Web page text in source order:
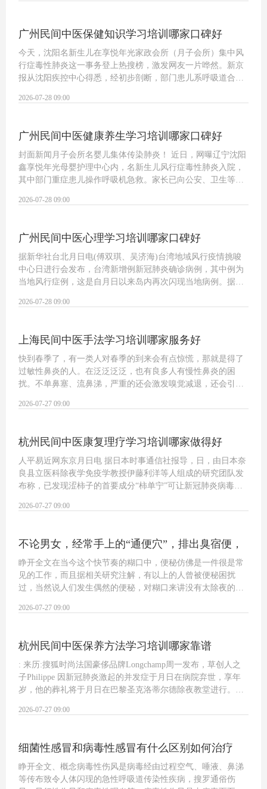
广州民间中医保健知识学习培训哪家口碑好
今天，沈阳名新生儿在享悦年光家政会所（月子会所）集中风
行症毒性肺炎这一事务登上热搜榜，激发网友一片哗然。新京
报从沈阳疾控中心得悉，经初步剖断，部门患儿系呼吸道合胞
不规范治理气象。《儿童呼吸道合胞病毒…
2026-07-28 09:00
广州民间中医健康养生学习培训哪家口碑好
封面新闻月子会所名婴儿集体传染肺炎！ 近日，网曝辽宁沈阳
鑫享悦年光母婴护理中心内，名新生儿风行症毒性肺炎入院，
其中部门重症患儿操作呼吸机急救。家长已向公安、卫生等部
记，确认鑫享悦年光母婴护理中心闪现…
2026-07-28 09:00
广州民间中医心理学习培训哪家口碑好
据新华社台北月日电(傅双琪、吴济海)台湾地域风行疫情挑唆
中心日进行会发布，台湾新增例新冠肺炎确诊病例，其中例为
当地风行症例，这是自月日以来岛内再次闪现当地病例。据挑
兰籍机师的友人，月日到日之间两人交往…
2026-07-28 09:00
上海民间中医手法学习培训哪家服务好
快到春季了，有一类人对春季的到来会有点惊慌，那就是得了
过敏性鼻炎的人。在泛泛泛泛，也有良多人有慢性鼻炎的困
扰。不单鼻塞、流鼻涕，严重的还会激发嗅觉减退，还会引初
连结。可是，鼻炎的药那么多，哪一种下场…
2026-07-27 09:00
杭州民间中医康复理疗学习培训哪家做得好
人平易近网东京月日电 据日本时事通信社报导，日，由日本奈
良县立医科除夜学免疫学教授伊藤利洋等人组成的研究团队发
布称，已发现涩柿子的首要成分“柿单宁”可让新冠肺炎病毒实
可以实现产物化。上图：免疫学教授…
2026-07-27 09:00
不论男女，经常手上的“通便穴”，排出臭宿便，
睁开全文在当今这个快节奏的糊口中，便秘仿佛是一件很是常
见的工作，而且据相关研究注解，有以上的人曾被便秘困扰
过，当然说人们发生偶然的便秘，对糊口来讲没有太除夜的影
的影响，而且还会影响正常的工作和糊口！…
2026-07-27 09:00
杭州民间中医保养方法学习培训哪家靠谱
: 来历:搜狐时尚法国豪侈品牌Longchamp周一发布，草创人之
子Philippe 因新冠肺炎激起的并发症于月日在病院弃世，享年
岁，他的葬礼将于月日在巴黎圣克洛蒂尔德除夜教堂进行。五
到了亚洲、非洲和美国，直到年才回…
2026-07-27 09:00
细菌性感冒和病毒性感冒有什么区别如何治疗
睁开全文、概念病毒性伤风是病毒经由过程空气、唾液、鼻涕
等传布致令人体闪现的急性呼吸道传染性疾病，搜罗通俗伤